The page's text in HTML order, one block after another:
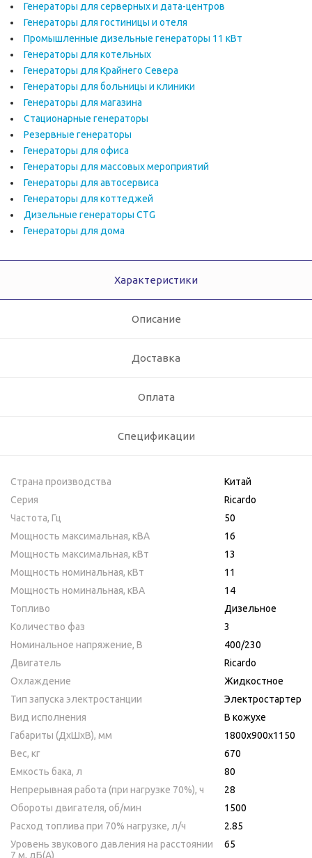
Генераторы для серверных и дата-центров
Генераторы для гостиницы и отеля
Промышленные дизельные генераторы 11 кВт
Генераторы для котельных
Генераторы для Крайнего Севера
Генераторы для больницы и клиники
Генераторы для магазина
Стационарные генераторы
Резервные генераторы
Генераторы для офиса
Генераторы для массовых мероприятий
Генераторы для автосервиса
Генераторы для коттеджей
Дизельные генераторы CTG
Генераторы для дома
Характеристики
Описание
Доставка
Оплата
Спецификации
Страна производства
Китай
Серия
Ricardo
Частота, Гц
50
Мощность максимальная, кВA
16
Мощность максимальная, кВт
13
Мощность номинальная, кВт
11
Мощность номинальная, кВА
14
Топливо
Дизельное
Количество фаз
3
Номинальное напряжение, В
400/230
Двигатель
Ricardo
Охлаждение
Жидкостное
Тип запуска электростанции
Электростартер
Вид исполнения
В кожухе
Габариты (ДхШхВ), мм
1800х900х1150
Вес, кг
670
Емкость бака, л
80
Непрерывная работа (при нагрузке 70%), ч
28
Обороты двигателя, об/мин
1500
Расход топлива при 70% нагрузке, л/ч
2.85
Уровень звукового давления на расстоянии
7 м, дБ(A)
65